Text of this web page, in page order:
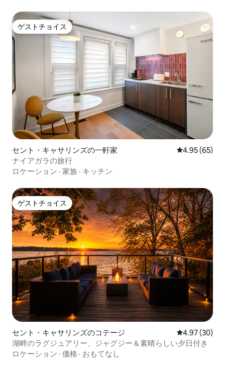
ゲストチョイス
ゲストチョイス
セント・キャサリンズの一軒家 レビュー65
4.95 (65)
ナイアガラの旅行
ロケーション · 家族 · キッチン
ゲストチョイス
ゲストチョイス
セント・キャサリンズのコテージ レビュー30
4.97 (30)
湖畔のラグジュアリー、ジャグジー＆素晴らしい夕日付き
ロケーション · 価格 · おもてなし